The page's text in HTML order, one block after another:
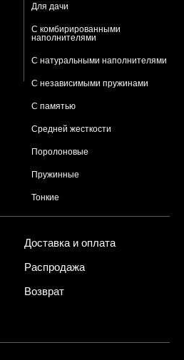
Для дачи
С комбирированными
наполнителями
С натуральными наполнителями
С независимыми пружинами
С памятью
Средней жесткости
Поролоновые
Пружинные
Тонкие
Доставка и оплата
Распродажа
Возврат